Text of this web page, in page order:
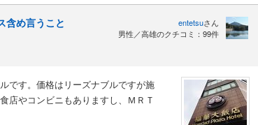
含め言うこと
entetsuさん
男性／高雄のクチコミ：99件
です。価格はリーズナブルですが施
店やコンビニもありますし、ＭＲＴ